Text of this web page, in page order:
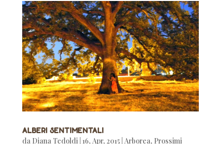
Alberi sentimentali
da Diana Tedoldi| 16, Apr, 2015| Arborea, Prossimi